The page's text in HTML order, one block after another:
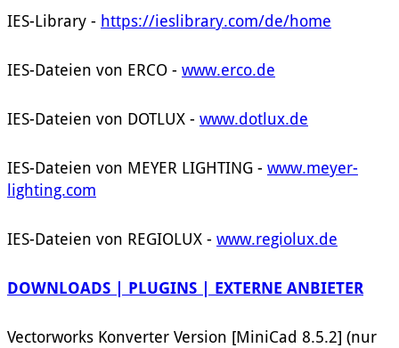
IES-Library - https://ieslibrary.com/de/home
IES-Dateien von ERCO - www.erco.de
IES-Dateien von DOTLUX - www.dotlux.de
IES-Dateien von MEYER LIGHTING - www.meyer-
lighting.com
IES-Dateien von REGIOLUX - www.regiolux.de
DOWNLOADS | PLUGINS | EXTERNE ANBIETER
Vectorworks Konverter Version [MiniCad 8.5.2] (nur